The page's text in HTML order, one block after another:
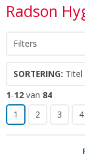
Radson
Filters
SORTERING: Titel
1-12 van 84
1
2 3 4